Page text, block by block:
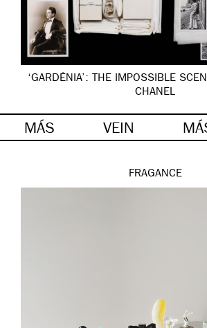
‘GARDÉNIA’: THE IMPOSSIBLE
CHANEL
MÁS VEIN
FRAGANCE